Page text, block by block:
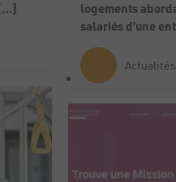
logements
salariés d’une
Actualités